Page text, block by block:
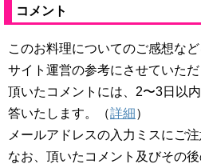
コメント
このお料理についてのご感想など
サイト運営の参考にさせていただ
頂いたコメントには、2〜3日以
答いたします。（詳細）
メールアドレスの入力ミスにご注
なお、頂いたコメント及びその